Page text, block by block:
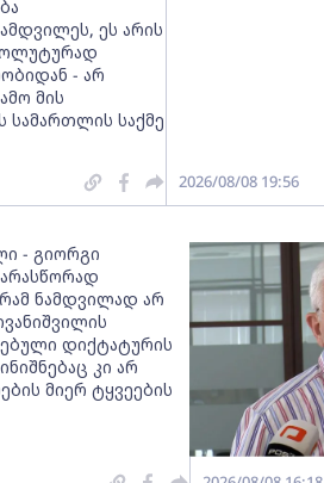
ეს არის
- არ
მის
სამართლის საქმე
2026/08/08 19:56
- გიორგი
ნამდვილად არ
დიქტატურის
კი არ
მიერ ტყვეების